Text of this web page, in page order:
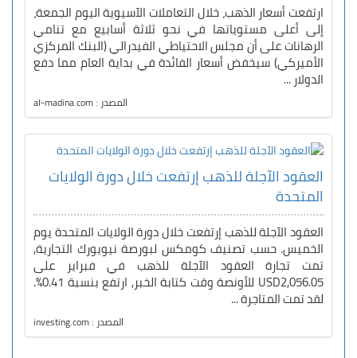
ارتفعت أسعار الذهب، خلال التعاملات الآسيوية اليوم الجمعة،
إلى أعلى مستوياتها في نحو ثلاثة أسابيع مع تنامي
الرهانات على أن مجلس الاحتياطي الفيدرالي (البنك المركزي
الأميركي) سيخفض أسعار الفائدة في بداية العام مما دفع
الدولار ...
المصدر : al-madina.com
العقود الآجلة للذهب إرتفعت خلال دورة الولايات
المتحدة
العقود الآجلة للذهب إرتفعت خلال دورة الولايات المتحدة يوم
الخميس. حسب تصنيف كومكس لبورصة نيويورك التجارية,
تمت تجارة العقود الآجلة للذهب في فبراير على
USD2,056.05 للأونصة وقت كتابة الخبر, ارتفع بنسبة 0.41%.
لقد تمت المتاجرة ...
المصدر : investing.com